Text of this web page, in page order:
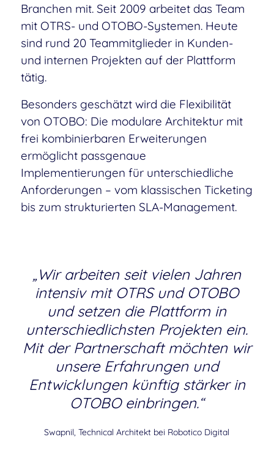
Branchen mit. Seit 2009 arbeitet das Team
mit OTRS- und OTOBO-Systemen. Heute
sind rund 20 Teammitglieder in Kunden-
und internen Projekten auf der Plattform
tätig.
Besonders geschätzt wird die Flexibilität
von OTOBO: Die modulare Architektur mit
frei kombinierbaren Erweiterungen
ermöglicht passgenaue
Implementierungen für unterschiedliche
Anforderungen – vom klassischen Ticketing
bis zum strukturierten SLA-Management.
„Wir arbeiten seit vielen Jahren
intensiv mit OTRS und OTOBO
und setzen die Plattform in
unterschiedlichsten Projekten ein.
Mit der Partnerschaft möchten wir
unsere Erfahrungen und
Entwicklungen künftig stärker in
OTOBO einbringen.“
Swapnil, Technical Architekt bei Robotico Digital